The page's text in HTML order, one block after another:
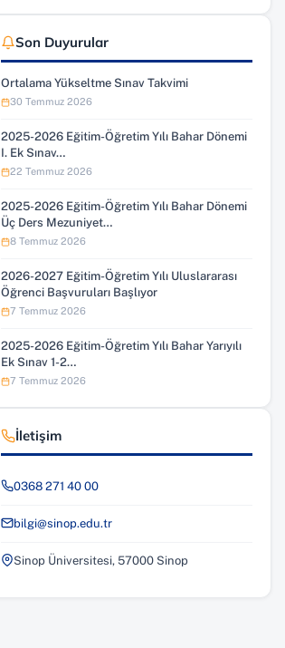
Son Duyurular
Ortalama Yükseltme Sınav Takvimi
30 Temmuz 2026
2025-2026 Eğitim-Öğretim Yılı Bahar Dönemi
I. Ek Sınav…
22 Temmuz 2026
2025-2026 Eğitim-Öğretim Yılı Bahar Dönemi
Üç Ders Mezuniyet…
8 Temmuz 2026
2026-2027 Eğitim-Öğretim Yılı Uluslararası
Öğrenci Başvuruları Başlıyor
7 Temmuz 2026
2025-2026 Eğitim-Öğretim Yılı Bahar Yarıyılı
Ek Sınav 1-2…
7 Temmuz 2026
İletişim
0368 271 40 00
bilgi@sinop.edu.tr
Sinop Üniversitesi, 57000 Sinop